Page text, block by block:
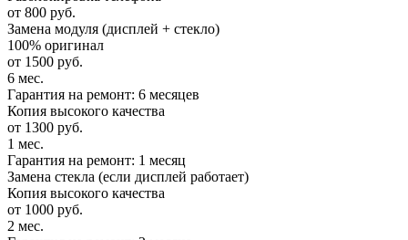
от 800 руб.
Замена модуля (дисплей + стекло)
100% оригинал
от 1500 руб.
6 мес.
Гарантия на ремонт: 6 месяцев
Копия высокого качества
от 1300 руб.
1 мес.
Гарантия на ремонт: 1 месяц
Замена стекла (если дисплей работает)
Копия высокого качества
от 1000 руб.
2 мес.